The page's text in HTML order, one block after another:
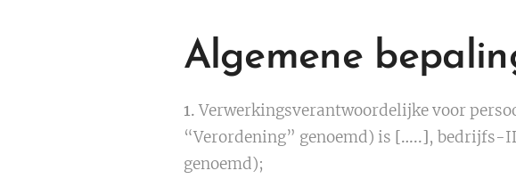
Algemene
1.Verwerkingsverantwoordelijke voor
“Verordening” genoemd) is […..], bedrijfs-
genoemd);